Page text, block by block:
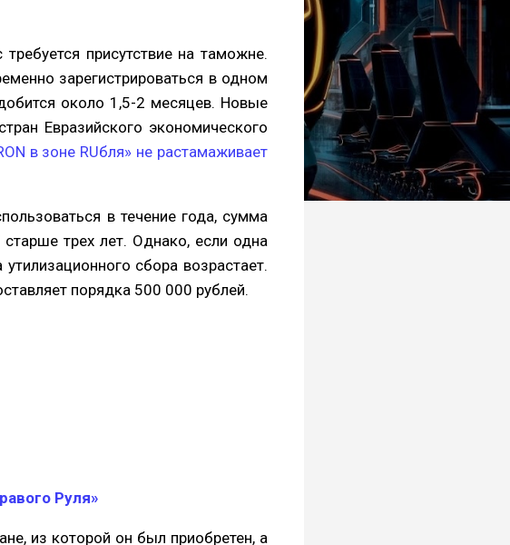
присутствие на таможне.
зарегистрироваться в одном
около 1,5-2 месяцев. Новые
Евразийского экономического
в зоне RUбля» не растамаживает
в течение года, сумма
трех лет. Однако, если одна
сбора возрастает.
порядка 500 000 рублей.
Руля»
из которой он был приобретен, а